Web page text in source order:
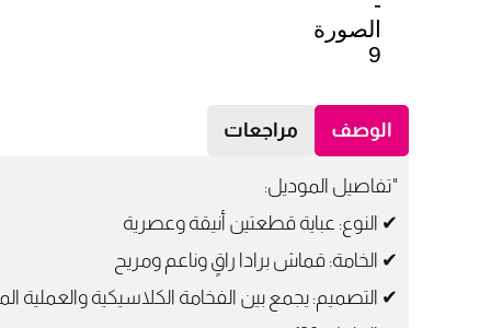
الوصف مراجعات
"تفاصيل الموديل:
✔ النوع: عباية قطعتين أنيقة وعصرية
✔ الخامة: قماش برادا راقٍ وناعم ومريح
✔ التصميم: يجمع بين الفخامة الكلاسيكية والعملية